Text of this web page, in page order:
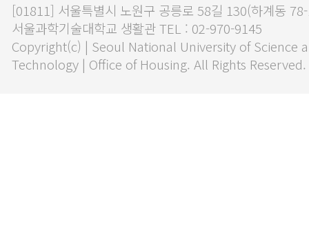
[01811] 서울특별시 노원구 공릉로 58길 130(하계동
서울과학기술대학교 생활관 TEL : 02-970-9145
Copyright(c) | Seoul National University of Science
Technology | Office of Housing. All Rights Reserved.